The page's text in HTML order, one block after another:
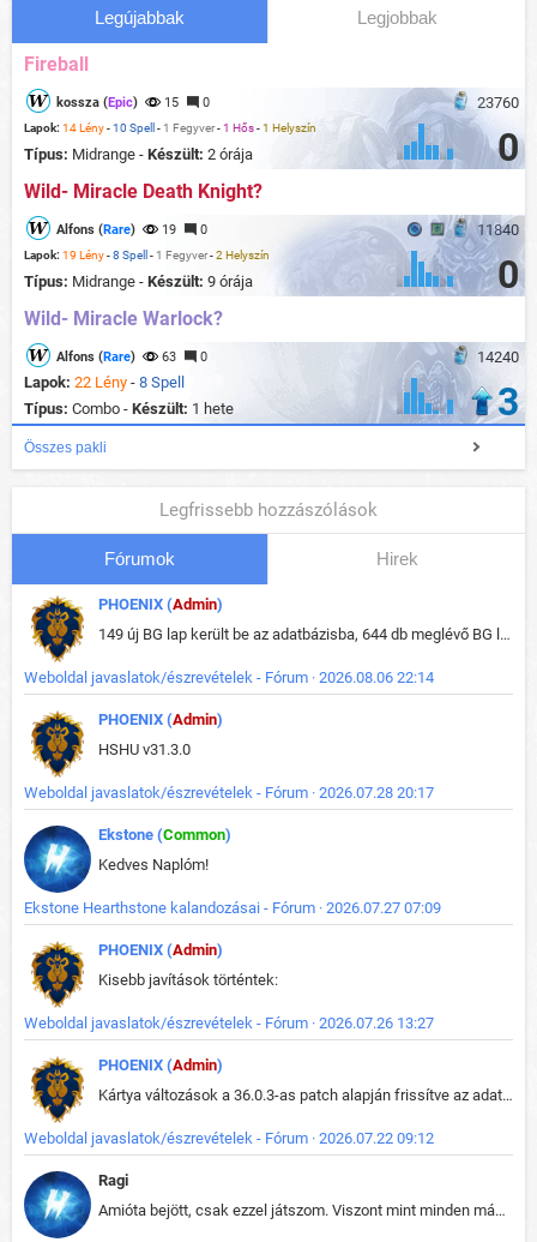
Legújabbak Legjobbak
Fireball
23760
kossza (Epic) 15 0
Lapok: 14 Lény-10 Spell - 1 Fegyver-1 Hős-1 Helyszín
Típus: Midrange - Készült: 2 órája 0
Wild- Miracle Death Knight?
11840
Alfons (Rare) 19 0
Lapok: 19 Lény-8 Spell - 1 Fegyver-2 Helyszín
Típus: Midrange - Készült: 9 órája 0
Wild- Miracle Warlock?
14240
Alfons (Rare) 63 0
Lapok: 22 Lény - 8 Spell
Típus: Combo - Készült: 1 hete 3
Összes pakli
Legfrissebb hozzászólások
Fórumok Hirek
PHOENIX (Admin)
149 új BG lap került be az adatbázisba, 644 db meglévő BG lap módosult, bekerültek az új képek a megváltozott lapokhoz is.
Weboldal javaslatok/észrevételek - Fórum · 2026.08.06 22:14
PHOENIX (Admin)
HSHU v31.3.0
Weboldal javaslatok/észrevételek - Fórum · 2026.07.28 20:17
Ekstone (Common)
Kedves Naplóm!
Ekstone Hearthstone kalandozásai - Fórum · 2026.07.27 07:09
PHOENIX (Admin)
Kisebb javítások történtek:
Weboldal javaslatok/észrevételek - Fórum · 2026.07.26 13:27
PHOENIX (Admin)
Kártya változások a 36.0.3-as patch alapján frissítve az adatbázisban (képek is cserélve).
Weboldal javaslatok/észrevételek - Fórum · 2026.07.22 09:12
Ragi
Amióta bejött, csak ezzel játszom. Viszont mint minden más - akár az alapjáték is, ez is baromira összetett lett. Néha már pár kör után is esélytelen az egész. Vagy irreállisan túltápol valaki, vagy lelép a partner, vagy csak hülye mint a segg. És amikor eljönne az én időm, na akkor jön el mindenki másé is. Engem jobban érdekelne, hogy ki milyen ratingen szokott játszani. Na ez lenne egy érdekes adat.